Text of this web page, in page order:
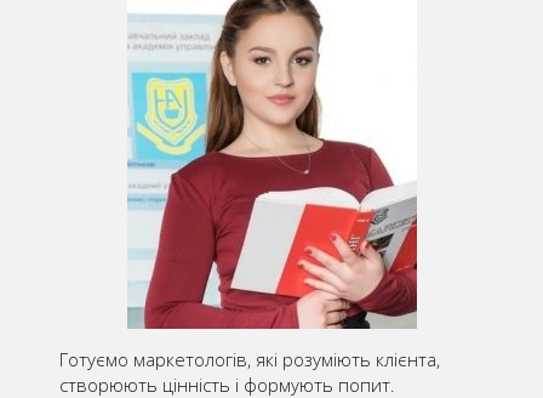
Готуємо маркетологів, які розуміють клієнта,
створюють цінність і формують попит.